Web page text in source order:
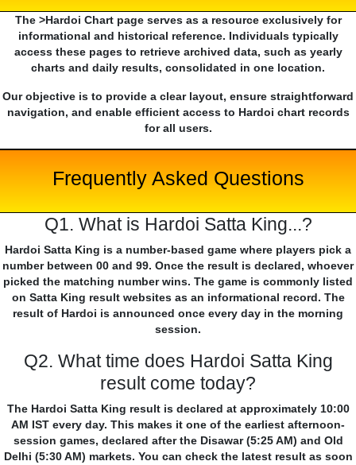
The >Hardoi Chart page serves as a resource exclusively for
informational and historical reference. Individuals typically
access these pages to retrieve archived data, such as yearly
charts and daily results, consolidated in one location.
Our objective is to provide a clear layout, ensure straightforward
navigation, and enable efficient access to Hardoi chart records
for all users.
Frequently Asked Questions
Q1. What is Hardoi Satta King...?
Hardoi Satta King is a number-based game where players pick a
number between 00 and 99. Once the result is declared, whoever
picked the matching number wins. The game is commonly listed
on Satta King result websites as an informational record. The
result of Hardoi is announced once every day in the morning
session.
Q2. What time does Hardoi Satta King
result come today?
The Hardoi Satta King result is declared at approximately 10:00
AM IST every day. This makes it one of the earliest afternoon-
session games, declared after the Disawar (5:25 AM) and Old
Delhi (5:30 AM) markets. You can check the latest result as soon